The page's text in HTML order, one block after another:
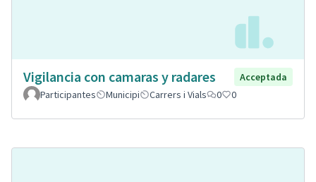
Vigilancia con camaras y radares
Acceptada
Participantes
Municipi Carrers i Vials 0 0